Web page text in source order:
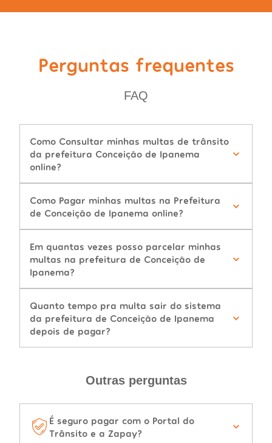
Perguntas frequentes
FAQ
Como Consultar minhas multas de trânsito
da prefeitura Conceição de Ipanema
online?
Como Pagar minhas multas na Prefeitura
de Conceição de Ipanema online?
Em quantas vezes posso parcelar minhas
multas na prefeitura de Conceição de
Ipanema?
Quanto tempo pra multa sair do sistema
da prefeitura de Conceição de Ipanema
depois de pagar?
Outras perguntas
É seguro pagar com o Portal do
Trânsito e a Zapay?